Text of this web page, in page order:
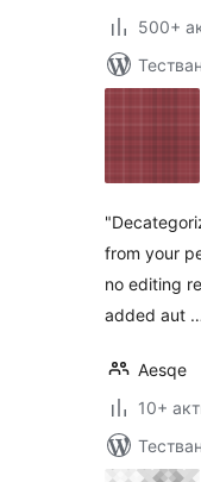
500+
from your
no editing
added aut
Aesqe
10+